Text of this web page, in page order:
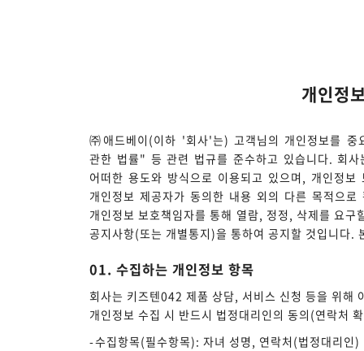
개인정
㈜애드베이(이하 '회사'는) 고객님의 개인정보를
관한 법률" 등 관련 법규를 준수하고 있습니다. 회
어떠한 용도와 방식으로 이용되고 있으며, 개인정
개인정보 제공자가 동의한 내용 외의 다른 목적으
개인정보 보호책임자를 통해 열람, 정정, 삭제를 요
공지사항(또는 개별통지)을 통하여 공지할 것입니다
01. 수집하는 개인정보 항목
회사는 키즈텐042 제품 상담, 서비스 신청 등을 위해
개인정보 수집 시 반드시 법정대리인의 동의(연락처
수집항목(필수항목): 자녀 성명, 연락처(법정대리인)